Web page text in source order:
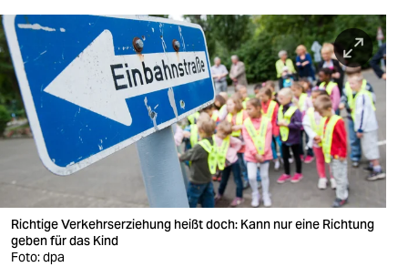
sport
berlin
nord
wahrheit
verlag
verlag
Richtige Verkehrserziehung heißt doch: Kann nur eine Richtung
geben für das Kind
Foto: dpa